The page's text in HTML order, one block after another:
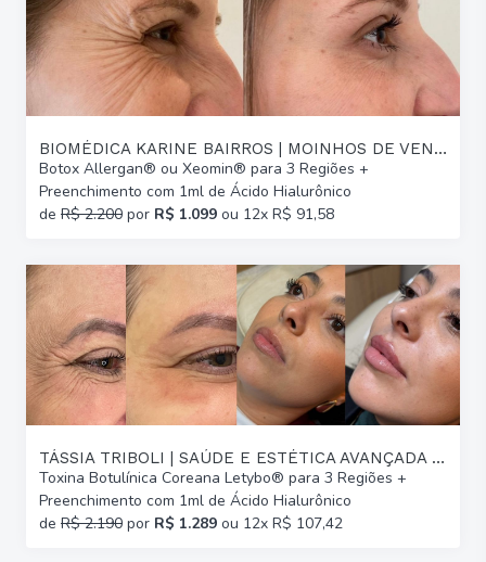
BIOMÉDICA KARINE BAIRROS | MOINHOS DE VENTO
Botox Allergan® ou Xeomin® para 3 Regiões +
Preenchimento com 1ml de Ácido Hialurônico
de R$ 2.200 por R$ 1.099 ou 12x R$ 91,58
TÁSSIA TRIBOLI | SAÚDE E ESTÉTICA AVANÇADA | GLÓRIA
Toxina Botulínica Coreana Letybo® para 3 Regiões +
Preenchimento com 1ml de Ácido Hialurônico
de R$ 2.190 por R$ 1.289 ou 12x R$ 107,42